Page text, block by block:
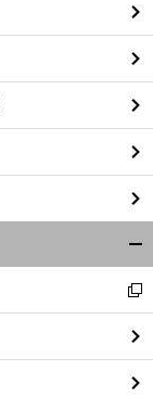
る
閉
る
新
し
い
ウ
ィ